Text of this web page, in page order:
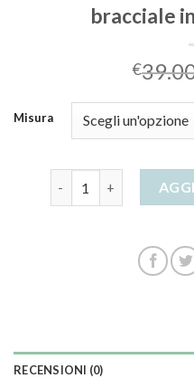
bracciale
€
Misura
bracciale incisione
RECENSIONI (0)